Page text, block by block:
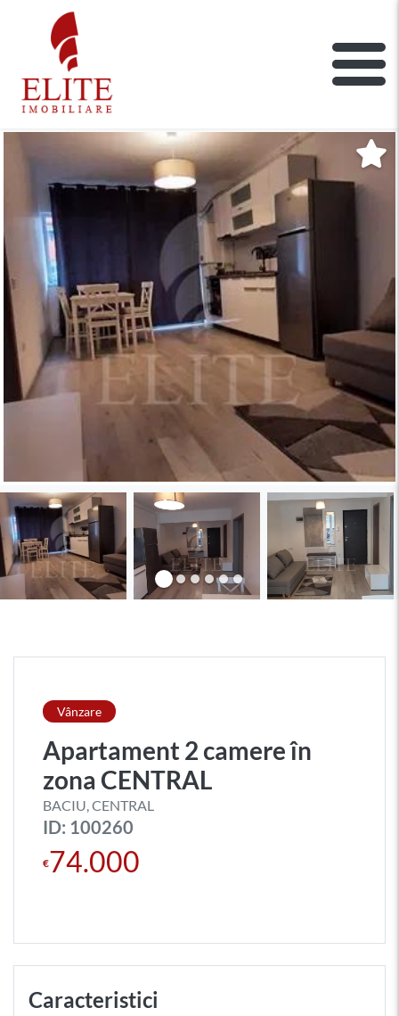
ELITE IMOBILIARE
Main Nav
Vânzare
Apartament 2 camere în
zona CENTRAL
BACIU, CENTRAL
ID: 100260
€74.000
Caracteristici